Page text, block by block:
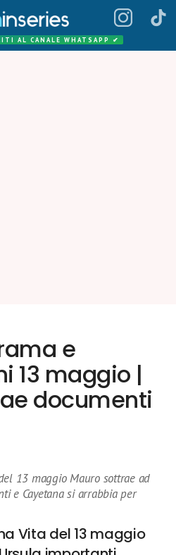
AL CANALE WHATSAPP ✔
e
13 maggio |
documenti
13 maggio Mauro sottrae ad
e Cayetana si arrabbia per
Vita del 13 maggio